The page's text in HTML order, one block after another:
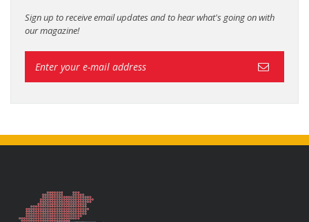
Sign up to receive email updates and to hear what's going on with
our magazine!